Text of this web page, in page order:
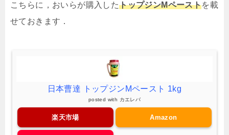
こちらに，おいらが購入したトップジンMペーストを載
せておきます．
日本曹達 トップジンMペースト 1kg
posted with カエレバ
楽天市場 Amazon